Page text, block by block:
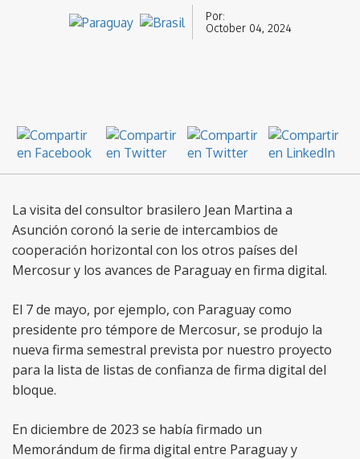
Por:
October 04, 2024
La visita del consultor brasilero Jean Martina a
Asunción coronó la serie de intercambios de
cooperación horizontal con los otros países del
Mercosur y los avances de Paraguay en firma digital.
El 7 de mayo, por ejemplo, con Paraguay como
presidente pro témpore de Mercosur, se produjo la
nueva firma semestral prevista por nuestro proyecto
para la lista de listas de confianza de firma digital del
bloque.
En diciembre de 2023 se había firmado un
Memorándum de firma digital entre Paraguay y